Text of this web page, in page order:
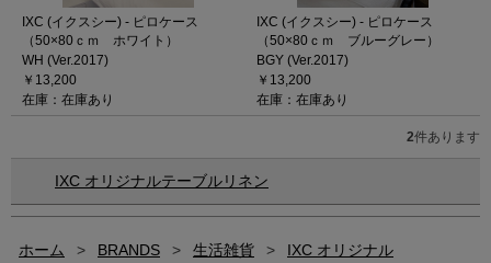
IXC (イクスシー) - ピロケース
（50×80ｃｍ ホワイト）
WH (Ver.2017)
￥13,200
在庫：在庫あり
IXC (イクスシー) - ピロケース
（50×80ｃｍ ブルーグレー）
BGY (Ver.2017)
￥13,200
在庫：在庫あり
2件あります
IXC オリジナルテーブルリネン
ホーム > BRANDS > 生活雑貨 > IXC オリジナル